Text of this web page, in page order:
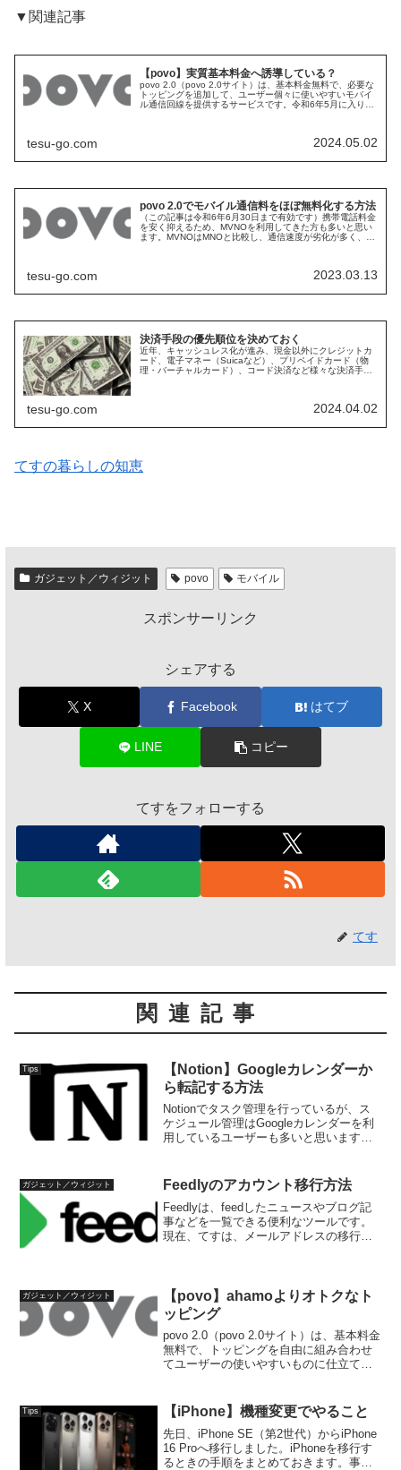
▼関連記事
【povo】実質基本料金へ誘導している？
povo 2.0（povo 2.0サイト）は、基本料金無料で、必要な
トッピングを追加して、ユーザー個々に使いやすいモバイ
ル通信回線を提供するサービスです。令和6年5月に入り、
tesu-go.com 2024.05.02
povo 2.0でモバイル通信料をほぼ無料化する方法
（この記事は令和6年6月30日まで有効です）携帯電話料金
を安く抑えるため、MVNOを利用してきた方も多いと思い
ます。MVNOはMNOと比較し、通信速度が劣化が多く、
tesu-go.com 2023.03.13
決済手段の優先順位を決めておく
近年、キャッシュレス化が進み、現金以外にクレジットカ
ード、電子マネー（Suicaなど）、プリペイドカード（物
理・バーチャルカード）、コード決済など様々な決済手段
tesu-go.com 2024.04.02
てすの暮らしの知恵
ガジェット／ウィジット povo モバイル
スポンサーリンク
シェアする
X Facebook はてブ
LINE コピー
てすをフォローする
てす
関連記事
Tips
【Notion】Googleカレンダーか
ら転記する方法
Notionでタスク管理を行っているが、ス
ケジュール管理はGoogleカレンダーを利
用しているユーザーも多いと思います。
一元管理できれば楽ですね。そこで、G...
ガジェット／ウィジット Feedlyのアカウント移行方法
Feedlyは、feedしたニュースやブログ記
事などを一覧できる便利なツールです。
現在、てすは、メールアドレスの移行を
法...
ガジェット／ウィジット
【povo】ahamoよりオトクなト
ッピング
povo 2.0（povo 2.0サイト）は、基本料金
無料で、トッピングを自由に組み合わせ
てユーザーの使いやすいものに仕立てる
限定トッピングが販売されています...
Tips 【iPhone】機種変更でやること
先日、iPhone SE（第2世代）からiPhone
16 Proへ移行しました。iPhoneを移行す
るときの手順をまとめておきます。事前